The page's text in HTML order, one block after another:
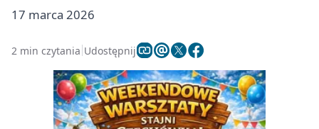
17 marca 2026
2 min czytania Udostępnij